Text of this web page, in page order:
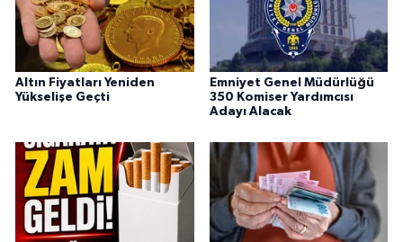
Altın Fiyatları Yeniden
Yükselişe Geçti
Emniyet Genel Müdürlüğü
350 Komiser Yardımcısı
Adayı Alacak